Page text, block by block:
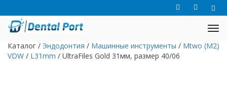
Каталог / Эндодонтия / Машинные инструменты / Mtwo (M2)
VDW / L31mm / UltraFiles Gold 31мм, размер 40/06